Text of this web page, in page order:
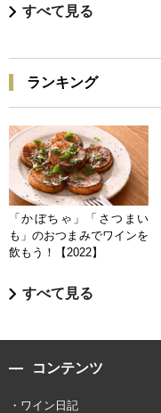
すべて見る
ランキング
「かぼちゃ」「さつまい
も」のおつまみでワインを
飲もう！【2022】
すべて見る
コンテンツ
ワイン日記